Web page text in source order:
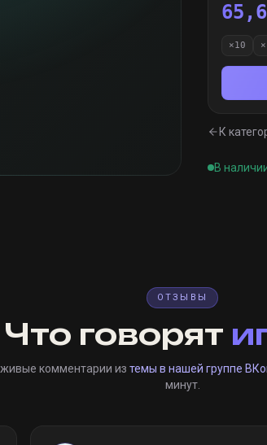
×10 ×
К
В
ОТЗЫВЫ
Что говорят
комментарии из темы в нашей группе
минут.